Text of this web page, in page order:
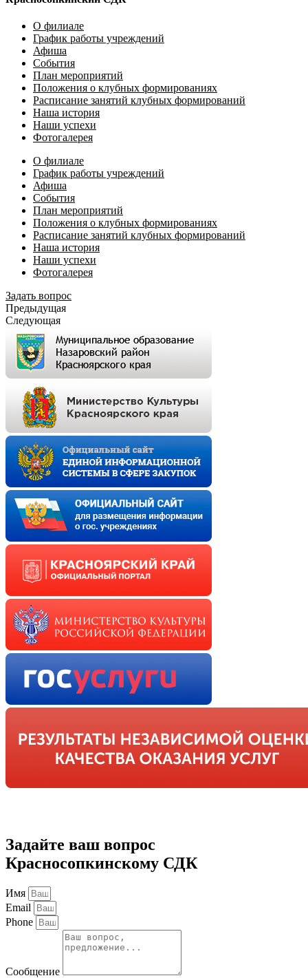
О филиале
График работы учреждений
Афиша
События
План мероприятий
Положения о клубных формированиях
Расписание занятий клубных формирований
Наша история
Наши успехи
Фотогалерея
О филиале
График работы учреждений
Афиша
События
План мероприятий
Положения о клубных формированиях
Расписание занятий клубных формирований
Наша история
Наши успехи
Фотогалерея
Задать вопрос
Предыдущая
Следующая
Задайте ваш вопрос
Красносопкинскому СДК
Имя
Email
Phone
Сообщение